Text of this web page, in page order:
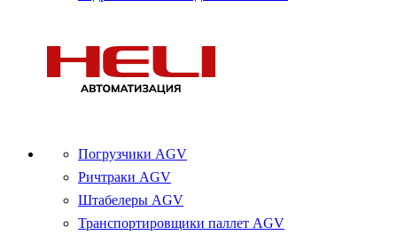
Погрузчики AGV
Ричтраки AGV
Штабелеры AGV
Транспортировщики паллет AGV